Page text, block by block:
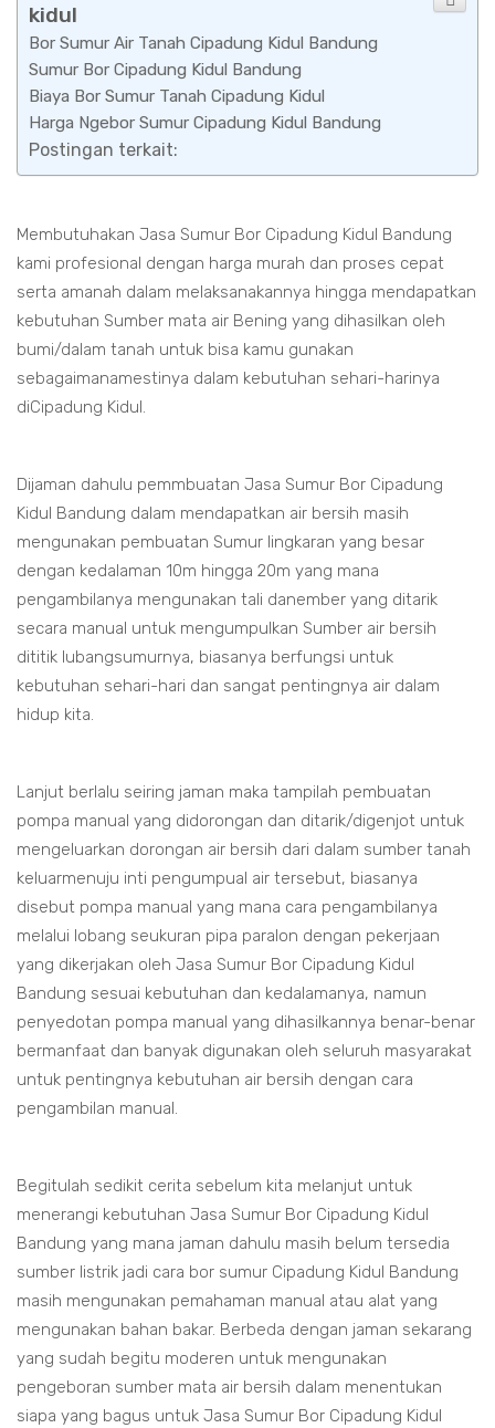
kidul
Bor Sumur Air Tanah Cipadung Kidul Bandung
Sumur Bor Cipadung Kidul Bandung
Biaya Bor Sumur Tanah Cipadung Kidul
Harga Ngebor Sumur Cipadung Kidul Bandung
Postingan terkait:
Membutuhakan Jasa Sumur Bor Cipadung Kidul Bandung
kami profesional dengan harga murah dan proses cepat
serta amanah dalam melaksanakannya hingga mendapatkan
kebutuhan Sumber mata air Bening yang dihasilkan oleh
bumi/dalam tanah untuk bisa kamu gunakan
sebagaimanamestinya dalam kebutuhan sehari-harinya
diCipadung Kidul.
Dijaman dahulu pemmbuatan Jasa Sumur Bor Cipadung
Kidul Bandung dalam mendapatkan air bersih masih
mengunakan pembuatan Sumur lingkaran yang besar
dengan kedalaman 10m hingga 20m yang mana
pengambilanya mengunakan tali danember yang ditarik
secara manual untuk mengumpulkan Sumber air bersih
dititik lubangsumurnya, biasanya berfungsi untuk
kebutuhan sehari-hari dan sangat pentingnya air dalam
hidup kita.
Lanjut berlalu seiring jaman maka tampilah pembuatan
pompa manual yang didorongan dan ditarik/digenjot untuk
mengeluarkan dorongan air bersih dari dalam sumber tanah
keluarmenuju inti pengumpual air tersebut, biasanya
disebut pompa manual yang mana cara pengambilanya
melalui lobang seukuran pipa paralon dengan pekerjaan
yang dikerjakan oleh Jasa Sumur Bor Cipadung Kidul
Bandung sesuai kebutuhan dan kedalamanya, namun
penyedotan pompa manual yang dihasilkannya benar-benar
bermanfaat dan banyak digunakan oleh seluruh masyarakat
untuk pentingnya kebutuhan air bersih dengan cara
pengambilan manual.
Begitulah sedikit cerita sebelum kita melanjut untuk
menerangi kebutuhan Jasa Sumur Bor Cipadung Kidul
Bandung yang mana jaman dahulu masih belum tersedia
sumber listrik jadi cara bor sumur Cipadung Kidul Bandung
masih mengunakan pemahaman manual atau alat yang
mengunakan bahan bakar. Berbeda dengan jaman sekarang
yang sudah begitu moderen untuk mengunakan
pengeboran sumber mata air bersih dalam menentukan
siapa yang bagus untuk Jasa Sumur Bor Cipadung Kidul